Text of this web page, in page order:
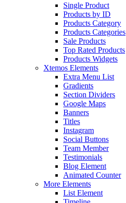
Single Product
Products by ID
Products Category
Products Categories
Sale Products
Top Rated Products
Products Widgets
Xtemos Elements
Extra Menu List
Gradients
Section Dividers
Google Maps
Banners
Titles
Instagram
Social Buttons
Team Member
Testimonials
Blog Element
Animated Counter
More Elements
List Element